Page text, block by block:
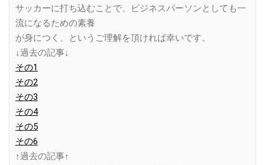
サッカーに打ち込むことで、ビジネスパーソンとしても一
流になるための素養
が身につく、というご理解を頂ければ幸いです。
↓過去の記事↓
その1
その2
その3
その4
その5
その6
↑過去の記事↑